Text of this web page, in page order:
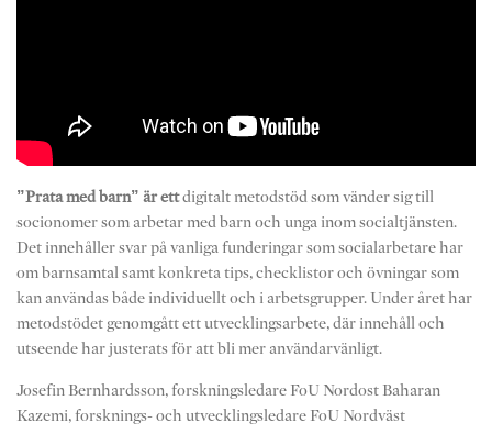
”Prata med barn” är ettdigitalt metodstöd som vänder sig till
socionomer som arbetar med barn och unga inom socialtjänsten.
Det innehåller svar på vanliga funderingar som socialarbetare har
om barnsamtal samt konkreta tips, checklistor och övningar som
kan användas både individuellt och i arbetsgrupper. Under året har
metodstödet genomgått ett utvecklingsarbete, där innehåll och
utseende har justerats för att bli mer användarvänligt.
Josefin Bernhardsson, forskningsledare FoU Nordost Baharan
Kazemi, forsknings- och utvecklingsledare FoU Nordväst